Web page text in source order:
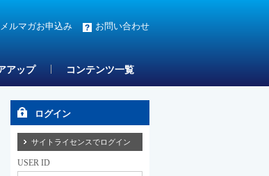
メルマガお申込み お問い合わせ
アップ コンテンツ一覧
ログイン
サイトライセンスでログイン
USER ID